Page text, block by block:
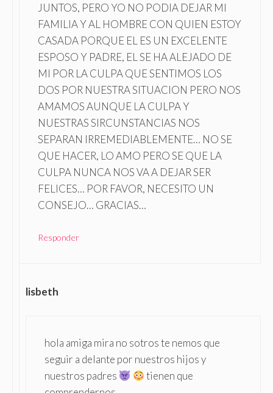
JUNTOS, PERO YO NO PODIA DEJAR MI
FAMILIA Y AL HOMBRE CON QUIEN ESTOY
CASADA PORQUE EL ES UN EXCELENTE
ESPOSO Y PADRE, EL SE HA ALEJADO DE
MI POR LA CULPA QUE SENTIMOS LOS
DOS POR NUESTRA SITUACION PERO NOS
AMAMOS AUNQUE LA CULPA Y
NUESTRAS SIRCUNSTANCIAS NOS
SEPARAN IRREMEDIABLEMENTE… NO SE
QUE HACER, LO AMO PERO SE QUE LA
CULPA NUNCA NOS VA A DEJAR SER
FELICES… POR FAVOR, NECESITO UN
CONSEJO… GRACIAS…
Responder
lisbeth
hola amiga mira no sotros te nemos que
seguir a delante por nuestros hijos y
nuestros padres
tienen que